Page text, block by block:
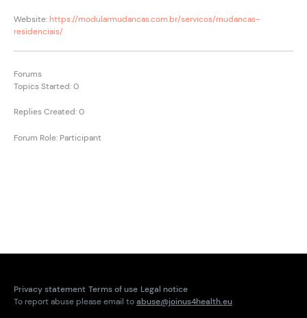
Website:https://modularmudancas.com.br/servicos/mudancas-
residenciais/
Forums
Topics Started: 0
Replies Created: 0
Forum Role: Participant
Privacy statement Terms of use Legal notice
To report abuse please email toabuse@joinus4health.eu